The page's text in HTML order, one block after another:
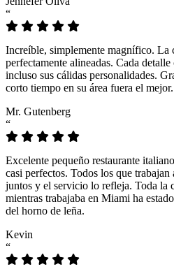
“
Increíble, simplemente magnífico. La
perfectamente alineadas. Cada
incluso sus cálidas personalidades.
corto tiempo en su área fuera el mejor.
Mr. Gutenberg
“
Excelente pequeño restaurante
casi perfectos. Todos los que
juntos y el servicio lo refleja. Toda la
mientras trabajaba en Miami ha
del horno de leña.
Kevin
“